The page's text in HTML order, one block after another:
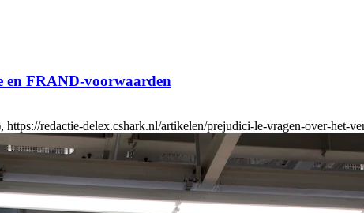
en FRAND-voorwaarden
redactie-delex.cshark.nl/artikelen/prejudici-le-vragen-over-het-